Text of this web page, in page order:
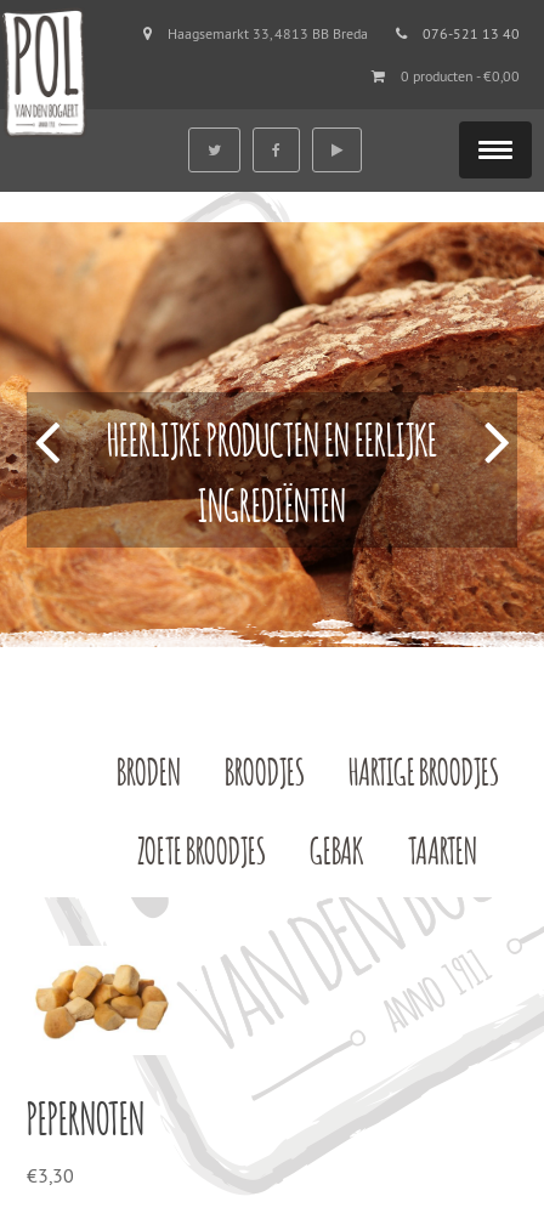
Haagsemarkt 33, 4813 BB Breda 076-521 13 40
0 producten -€0,00
HEERLIJKE PRODUCTEN EN EERLIJKE
INGREDIËNTEN
BRODEN BROODJES HARTIGE BROODJES
ZOETE BROODJES GEBAK TAARTEN
PEPERNOTEN
€3,30